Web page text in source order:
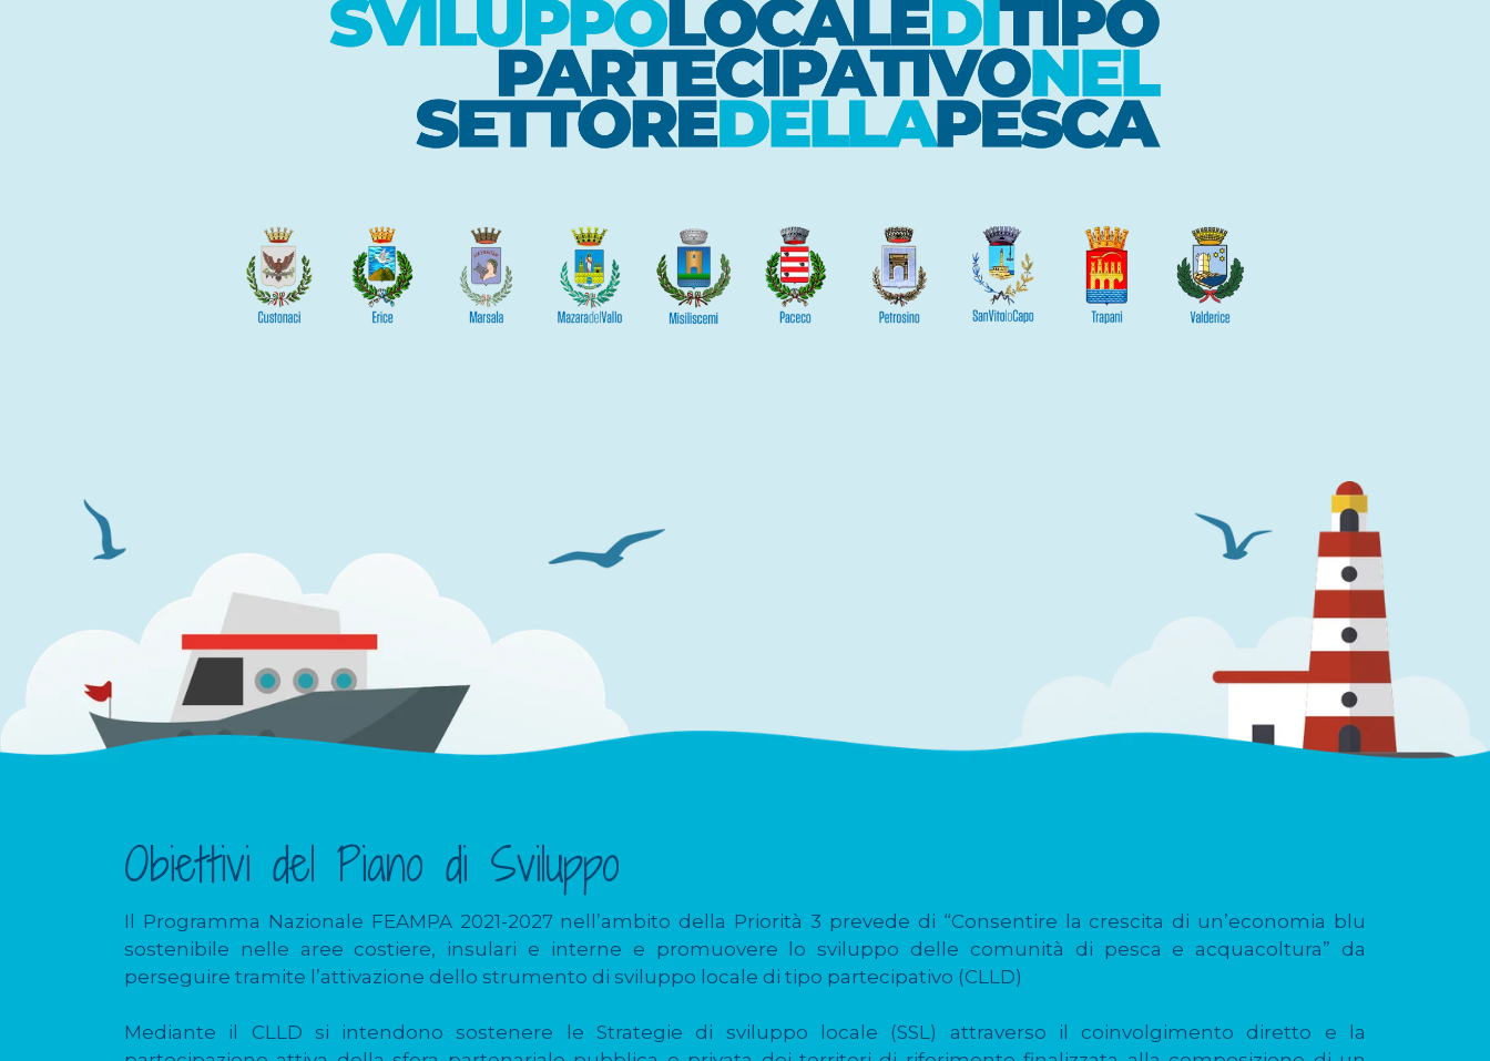
Obiettivi del Piano di Sviluppo
Il Programma Nazionale FEAMPA 2021-2027 nell’ambito della Priorità 3 prevede di “Consentire la crescita di un’economia blu
sostenibile nelle aree costiere, insulari e interne e promuovere lo sviluppo delle comunità di pesca e acquacoltura” da
perseguire tramite l’attivazione dello strumento di sviluppo locale di tipo partecipativo (CLLD)
Mediante il CLLD si intendono sostenere le Strategie di sviluppo locale (SSL) attraverso il coinvolgimento diretto e la